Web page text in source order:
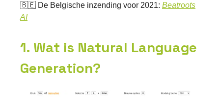
🇧🇪 De Belgische inzending voor 2021: Beatroots
AI
1. Wat is Natural Language
Generation?